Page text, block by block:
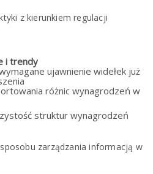
z kierunkiem regulacji
i trendy
ujawnienie widełek już
różnic wynagrodzeń w
struktur wynagrodzeń
zarządzania informacją w